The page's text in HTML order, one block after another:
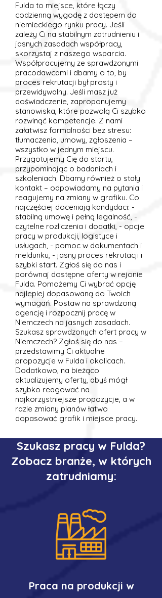
Fulda to miejsce, które łączy
codzienną wygodę z dostępem do
niemieckiego rynku pracy. Jeśli
zależy Ci na stabilnym zatrudnieniu i
jasnych zasadach współpracy,
skorzystaj z naszego wsparcia.
Współpracujemy ze sprawdzonymi
pracodawcami i dbamy o to, by
proces rekrutacji był prosty i
przewidywalny. Jeśli masz już
doświadczenie, zaproponujemy
stanowiska, które pozwolą Ci szybko
rozwinąć kompetencje. Z nami
załatwisz formalności bez stresu:
tłumaczenia, umowy, zgłoszenia –
wszystko w jednym miejscu.
Przygotujemy Cię do startu,
przypominając o badaniach i
szkoleniach. Dbamy również o stały
kontakt – odpowiadamy na pytania i
reagujemy na zmiany w grafiku. Co
najczęściej doceniają kandydaci: -
stabilną umowę i pełną legalność, -
czytelne rozliczenia i dodatki, - opcje
pracy w produkcji, logistyce i
usługach, - pomoc w dokumentach i
meldunku, - jasny proces rekrutacji i
szybki start. Zgłoś się do nas i
porównaj dostępne oferty w rejonie
Fulda. Pomożemy Ci wybrać opcję
najlepiej dopasowaną do Twoich
wymagań. Postaw na sprawdzoną
agencję i rozpocznij pracę w
Niemczech na jasnych zasadach.
Szukasz sprawdzonych ofert pracy w
Niemczech? Zgłoś się do nas –
przedstawimy Ci aktualne
propozycje w Fulda i okolicach.
Dodatkowo, na bieżąco
aktualizujemy oferty, abyś mógł
szybko reagować na
najkorzystniejsze propozycje, a w
razie zmiany planów łatwo
dopasować grafik i miejsce pracy.
Szukasz pracy w Fulda?
Zobacz branże, w których
zatrudniamy:
Praca na produkcji w